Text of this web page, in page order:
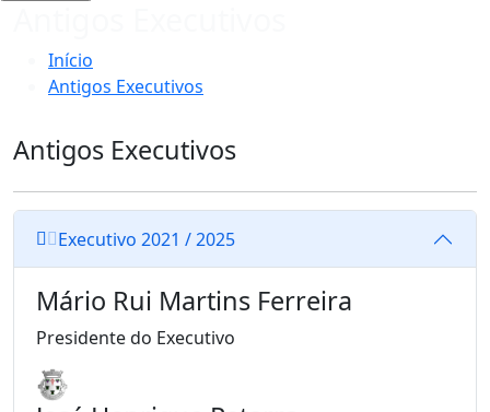
Início
Antigos Executivos
Antigos Executivos
Executivo 2021 / 2025
Mário Rui Martins Ferreira
Presidente do Executivo